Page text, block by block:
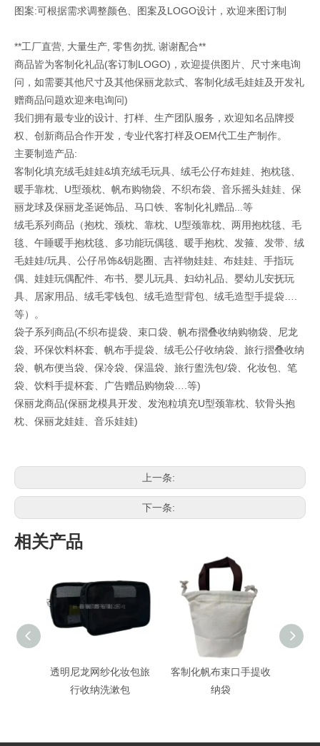
图案:可根据需求调整颜色、图案及LOGO设计，欢迎来图订制
**工厂直营, 大量生产, 零售勿扰, 谢谢配合**
商品皆为客制化礼品(客订制LOGO)，欢迎提供图片、尺寸来电询
问，如需要其他尺寸及其他保丽龙款式、客制化绒毛娃娃及开发礼
赠商品问题欢迎来电询问)
我们拥有最专业的设计、打样、生产团队服务，欢迎知名品牌授
权、创新商品合作开发，专业代客打样及OEM代工生产制作。
主要制造产品:
客制化填充绒毛娃娃&填充绒毛玩具、绒毛公仔布娃娃、抱枕毯、
暖手靠枕、U型颈枕、帆布购物袋、不织布袋、音乐摇头娃娃、保
丽龙球及保丽龙圣诞饰品、马口铁、客制化礼赠品...等
绒毛系列商品（抱枕、颈枕、靠枕、U型颈靠枕、两用抱枕毯、毛
毯、午睡暖手抱枕毯、多功能玩偶毯、暖手抱枕、发箍、发带、绒
毛娃娃/玩具、公仔吊饰&钥匙圈、吉祥物娃娃、布娃娃、手指玩
偶、娃娃玩偶配件、布书、婴儿玩具、妇幼礼品、婴幼儿安抚玩
具、居家用品、绒毛零钱包、绒毛造型背包、绒毛造型手提袋….
等）。
袋子系列商品(不织布提袋、束口袋、帆布摺叠收纳购物袋、尼龙
袋、环保饮料杯套、帆布手提袋、绒毛公仔收纳袋、旅行摺叠收纳
袋、帆布便当袋、保冷袋、保温袋、旅行盥洗包/袋、化妆包、笔
袋、饮料手提杯套、广告赠品购物袋….等)
保丽龙商品(保丽龙模具开发、发泡粒填充U型颈靠枕、软骨头抱
枕、保丽龙娃娃、音乐娃娃)
上一条:
下一条:
相关产品
透明尼龙网纱化妆包旅
行收纳洗漱包
客制化帆布束口手提收
纳袋